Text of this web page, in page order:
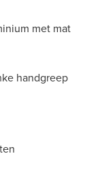
met mat
handgreep